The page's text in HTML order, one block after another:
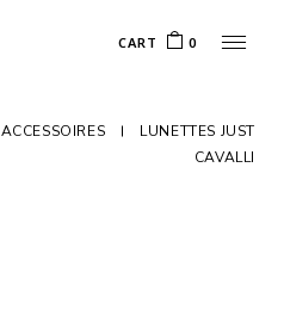
CART 0
ACCESSOIRES
LUNETTES JUST
CAVALLI